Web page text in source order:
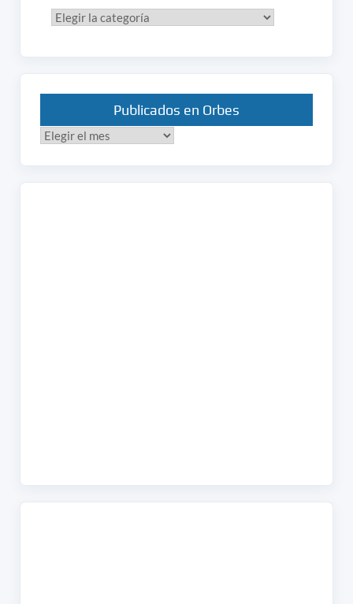
Categorías
Publicados en Orbes
Publicados